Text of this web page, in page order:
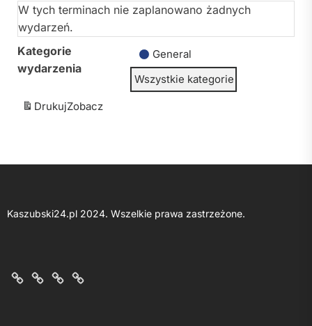
W tych terminach nie zaplanowano żadnych
wydarzeń.
Kategorie
wydarzenia
General
Wszystkie kategorie
DrukujZobacz
Kaszubski24.pl 2024. Wszelkie prawa zastrzeżone.
O
KontaktPolitykaRegulamin